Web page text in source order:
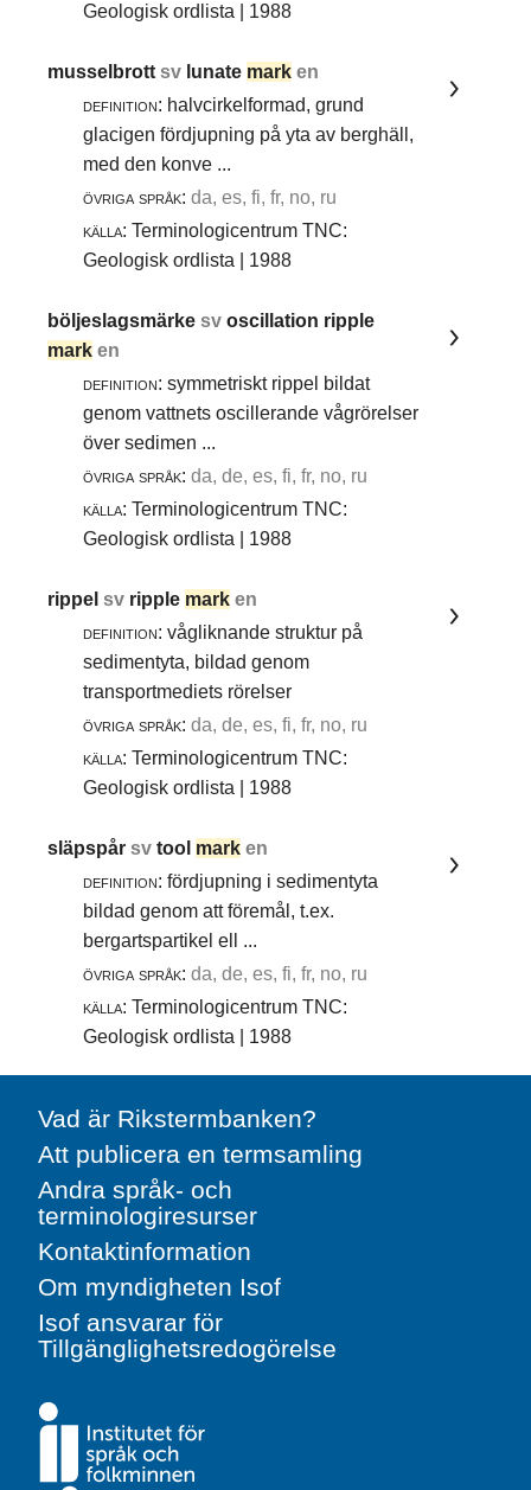
Geologisk ordlista | 1988
musselbrottsv lunate mark en
definition: halvcirkelformad, grund
glacigen fördjupning på yta av berghäll,
med den konve ...
övriga språk: da, es, fi, fr, no, ru
källa: Terminologicentrum TNC:
Geologisk ordlista | 1988
böljeslagsmärkesvoscillation ripple
mark en
definition: symmetriskt rippel bildat
genom vattnets oscillerande vågrörelser
över sedimen ...
övriga språk: da, de, es, fi, fr, no, ru
källa: Terminologicentrum TNC:
Geologisk ordlista | 1988
rippelsv ripple mark en
definition: vågliknande struktur på
sedimentyta, bildad genom
transportmediets rörelser
övriga språk: da, de, es, fi, fr, no, ru
källa: Terminologicentrum TNC:
Geologisk ordlista | 1988
släpspårsvtool mark en
definition: fördjupning i sedimentyta
bildad genom att föremål, t.ex.
bergartspartikel ell ...
övriga språk: da, de, es, fi, fr, no, ru
källa: Terminologicentrum TNC:
Geologisk ordlista | 1988
Vad är Rikstermbanken?
Att publicera en termsamling
Andra språk- och
terminologiresurser
Kontaktinformation
Om myndigheten Isof
Isof ansvarar för
Tillgänglighetsredogörelse